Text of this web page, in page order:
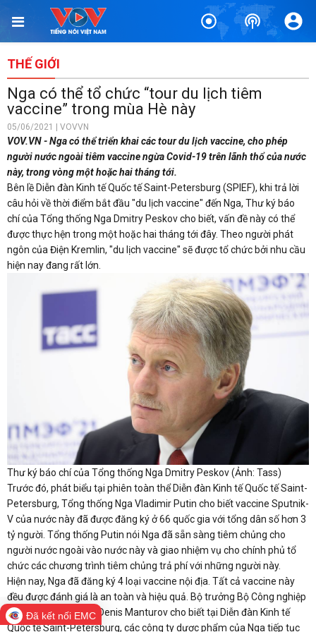
THẾ GIỚI
Nga có thể tổ chức “tour du lịch tiêm
vaccine” trong mùa Hè này
05/06/2021 | VOVVN
VOV.VN - Nga có thể triển khai các tour du lịch vaccine, cho phép
người nước ngoài tiêm vaccine ngừa Covid-19 trên lãnh thổ của nước
này, trong vòng một hoặc hai tháng tới.
Bên lề Diễn đàn Kinh tế Quốc tế Saint-Petersburg (SPIEF), khi trả lời
câu hỏi về thời điểm bắt đầu "du lịch vaccine" đến Nga, Thư ký báo
chí của Tổng thống Nga Dmitry Peskov cho biết, vấn đề này có thể
được thực hện trong một hoặc hai tháng tới đây. Theo người phát
ngôn của Điện Kremlin, "du lịch vaccine" sẽ được tổ chức bởi nhu cầu
hiện nay đang rất lớn.
Thư ký báo chí của Tổng thống Nga Dmitry Peskov (Ảnh: Tass)
Trước đó, phát biểu tại phiên toàn thể Diễn đàn Kinh tế Quốc tế Saint-
Petersburg, Tổng thống Nga Vladimir Putin cho biết vaccine Sputnik-
V của nước này đã được đăng ký ở 66 quốc gia với tổng dân số hơn 3
tỷ người. Tổng thống Putin nói Nga đã sẵn sàng tiêm chủng cho
người nước ngoài vào nước này và giao nhiệm vụ cho chính phủ tổ
chức các chương trình tiêm chủng trả phí với những người này.
Hiện nay, Nga đã đăng ký 4 loại vaccine nội địa. Tất cả vaccine này
đều được đánh giá là an toàn và hiệu quả. Bộ trưởng Bộ Công nghiệp
và Thương mại Nga, Denis Manturov cho biết tại Diễn đàn Kinh tế
Quốc tế Saint-Petersburg, các công ty dược phẩm của Nga tiếp tục
Đã kết nối EMC